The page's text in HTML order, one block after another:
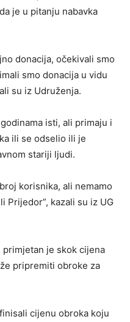
je u pitanju nabavka
donacija, očekivali smo
smo donacija u vidu
su iz Udruženja.
isti, ali primaju i
ili se odselio ili je
stariji ljudi.
korisnika, ali nemamo
Prijedor”, kazali su iz UG
je skok cijena
pripremiti obroke za
cijenu obroka koju